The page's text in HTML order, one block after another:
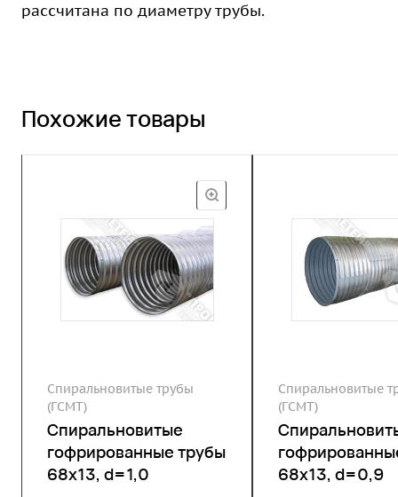
рассчитана по диаметру трубы.
Похожие товары
Спиральновитые трубы
(ГСМТ)
Спиральновитые
гофрированные трубы
68х13, d=1,0
Спиральновитые
(ГСМТ)
68х13, d=0,9